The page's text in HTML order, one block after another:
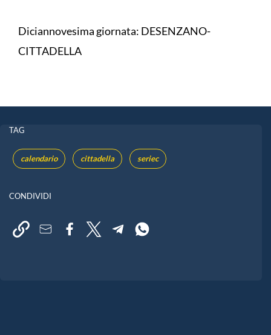
Diciannovesima giornata: DESENZANO-
CITTADELLA
TAG
calendario cittadella seriec
CONDIVIDI